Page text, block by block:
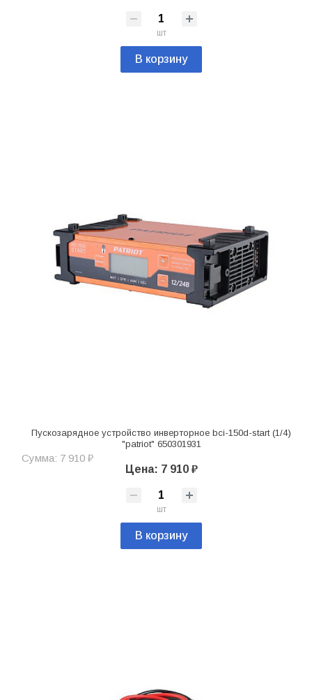
шт
В корзину
Пускозарядное устройство инверторное bci-150d-start (1/4)
"patriot" 650301931
Сумма: 7 910 ₽
Цена: 7 910 ₽
шт
В корзину